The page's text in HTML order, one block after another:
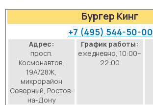
Бургер Кинг
+7 (495) 544-50-00
Адрес:
просп.
Космонавтов,
19А/28Ж,
микрорайон
Северный, Ростов-
на-Дону
График работы:
ежедневно, 10:00–
22:00